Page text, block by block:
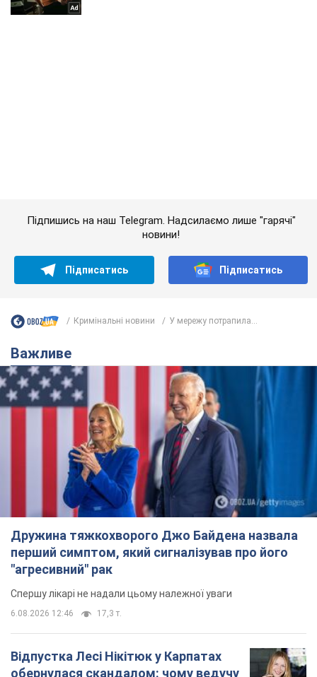
Дружина тяжкохворого Джо Байдена назвала
перший симптом, який сигналізував про його
"агресивний" рак
Спершу лікарі не надали цьому належної уваги
17,3 т.
Відпустка Лесі Нікітюк у Карпатах
обернулася скандалом: чому ведучу
несправедливо захейтили
Знаменитість вийшла на пряму комунікацію в
мережі та розставила всі крапки над "і"
6.08.2026 17:32 14,0 т.
"Динамо" з перемоги стартувало у
кваліфікації Ліги конференцій. Відео
9 часов назад 2,7 т.